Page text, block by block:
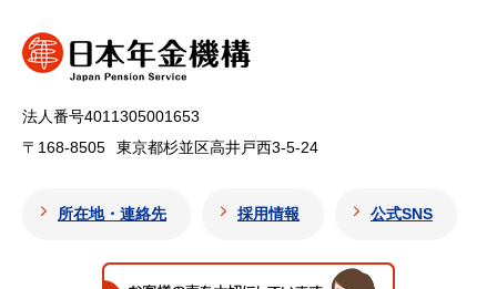
法人番号4011305001653
〒168-8505
東京都杉並区高井戸西3-5-24
所在地・連絡先 採用情報 公式SNS